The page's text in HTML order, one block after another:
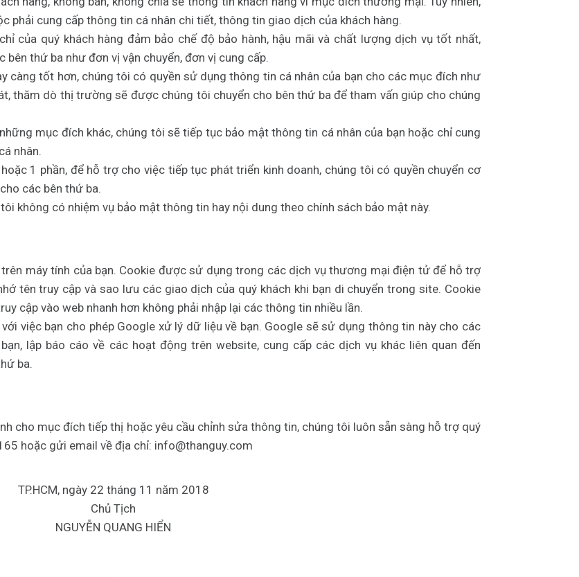
phải cung cấp thông tin cá nhân chi tiết, thông tin giao dịch của khách hàng.
của quý khách hàng đảm bảo chế độ bảo hành, hậu mãi và chất lượng dịch vụ tốt nhất,
thứ ba như đơn vị vận chuyển, đơn vị cung cấp.
càng tốt hơn, chúng tôi có quyền sử dụng thông tin cá nhân của bạn cho các mục đích như
thăm dò thị trường sẽ được chúng tôi chuyển cho bên thứ ba để tham vấn giúp cho chúng
mục đích khác, chúng tôi sẽ tiếp tục bảo mật thông tin cá nhân của bạn hoặc chỉ cung
nhân.
1 phần, để hỗ trợ cho việc tiếp tục phát triển kinh doanh, chúng tôi có quyền chuyển cơ
các bên thứ ba.
không có nhiệm vụ bảo mật thông tin hay nội dung theo chính sách bảo mật này.
máy tính của bạn. Cookie được sử dụng trong các dịch vụ thương mại điện tử để hỗ trợ
tên truy cập và sao lưu các giao dịch của quý khách khi bạn di chuyển trong site. Cookie
cập vào web nhanh hơn không phải nhập lại các thông tin nhiều lần.
việc bạn cho phép Google xử lý dữ liệu về bạn. Google sẽ sử dụng thông tin này cho các
lập báo cáo về các hoạt động trên website, cung cấp các dịch vụ khác liên quan đến
ba.
cho mục đích tiếp thị hoặc yêu cầu chỉnh sửa thông tin, chúng tôi luôn sẵn sàng hỗ trợ quý
hoặc gửi email về địa chỉ: info@thanguy.com
TP.HCM, ngày 22 tháng 11 năm 2018
Chủ Tịch
NGUYỄN QUANG HIỂN